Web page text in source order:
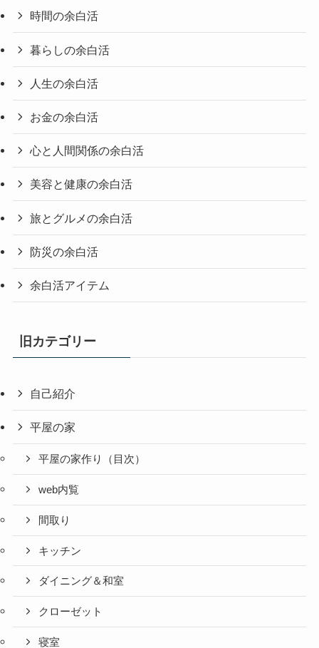
時間の余白活
暮らしの余白活
人生の余白活
お金の余白活
心と人間関係の余白活
美容と健康の余白活
旅とグルメの余白活
防災の余白活
余白活アイテム
旧カテゴリー
自己紹介
平屋の家
平屋の家作り（目次）
web内覧
間取り
キッチン
ダイニング＆和室
クローゼット
寝室